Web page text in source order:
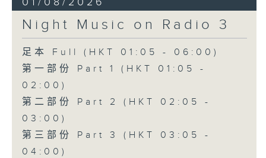
Night Music on Radio 3
足本 Full (HKT 01:05 - 06:00)
第一部份 Part 1 (HKT 01:05 -
02:00)
第二部份 Part 2 (HKT 02:05 -
03:00)
第三部份 Part 3 (HKT 03:05 -
04:00)